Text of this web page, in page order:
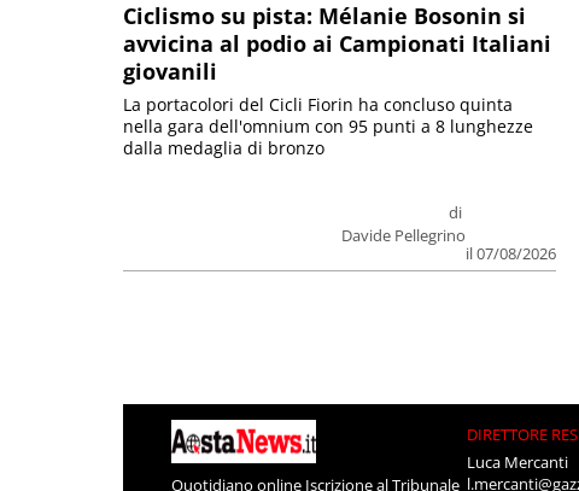
Ciclismo su pista: Mélanie Bosonin si
avvicina al podio ai Campionati Italiani
giovanili
di
Davide Pellegrino
il 07/08/2026
La portacolori del Cicli Fiorin ha concluso quinta
nella gara dell'omnium con 95 punti a 8 lunghezze
dalla medaglia di bronzo
Quotidiano online Iscrizione al Tribunale
DIRETTORE
Luca Mercanti